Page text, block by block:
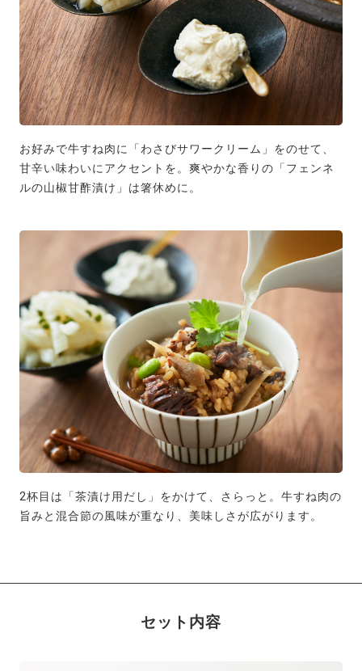
お好みで牛すね肉に「わさびサワークリーム」をのせて、
甘辛い味わいにアクセントを。爽やかな香りの「フェンネ
ルの山椒甘酢漬け」は箸休めに。
2杯目は「茶漬け用だし」をかけて、さらっと。牛すね肉の
旨みと混合節の風味が重なり、美味しさが広がります。
セット内容